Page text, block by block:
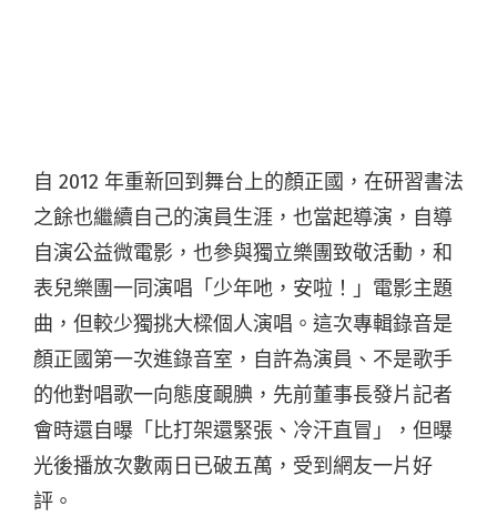
自 2012 年重新回到舞台上的顏正國，在研習書法
之餘也繼續自己的演員生涯，也當起導演，自導
自演公益微電影，也參與獨立樂團致敬活動，和
表兒樂團一同演唱「少年吔，安啦！」電影主題
曲，但較少獨挑大樑個人演唱。這次專輯錄音是
顏正國第一次進錄音室，自許為演員、不是歌手
的他對唱歌一向態度靦腆，先前董事長發片記者
會時還自曝「比打架還緊張、冷汗直冒」，但曝
光後播放次數兩日已破五萬，受到網友一片好
評。